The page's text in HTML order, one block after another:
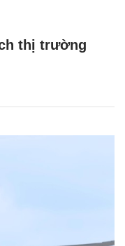
thị trường